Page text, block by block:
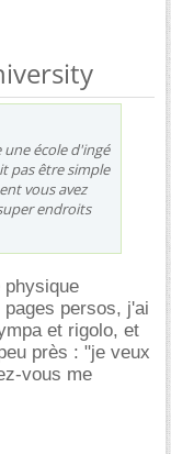
école d'ingé
pas être simple
vous avez
endroits
persos, j'ai
et rigolo, et
près : "je veux
vous me